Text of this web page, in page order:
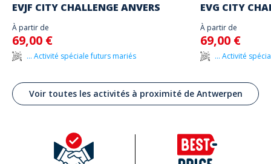
EVJF CITY CHALLENGE ANVERS
À partir de
69,00 €
... Activité spéciale futurs mariés
EVG CITY
À partir de
69,00 €
... Activité
Voir toutes les activités à proximité de Antwerpen